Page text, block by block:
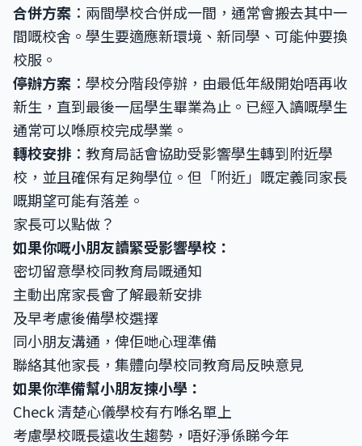
合併方案 ：兩間學校合併成一間，通常會搬去其中一
間嘅校舍。學生要適應新環境、新同學、可能仲要換
校服。
停辦方案 ：學校分階段停辦，由最低年級開始唔再收
新生，直到最後一屆學生畢業為止。已經入讀嘅學生
通常可以喺原校完成學業。
轉校安排 ：教育局話會協助受影響學生轉到附近學
校，並且確保有足夠學位。但「附近」嘅定義同家長
嘅期望可能有落差。
家長可以點做？
如果你嘅小朋友讀緊受影響學校：
密切留意學校同教育局嘅通知
主動出席家長會了解最新安排
及早考慮後備學校選擇
同小朋友溝通，俾佢哋心理準備
聯絡其他家長，集體向學校同教育局反映意見
如果你準備幫小朋友揀小學：
Check 清楚心儀學校有冇喺名單上
考慮學校嘅長遠收生趨勢，唔好淨係睇今年